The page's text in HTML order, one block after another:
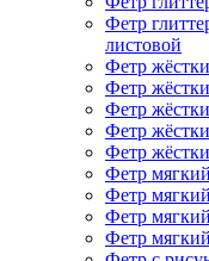
Фетр
листовой
Фетр
Фетр
Фетр
Фетр
Фетр
Фетр
Фетр
Фетр
Фетр